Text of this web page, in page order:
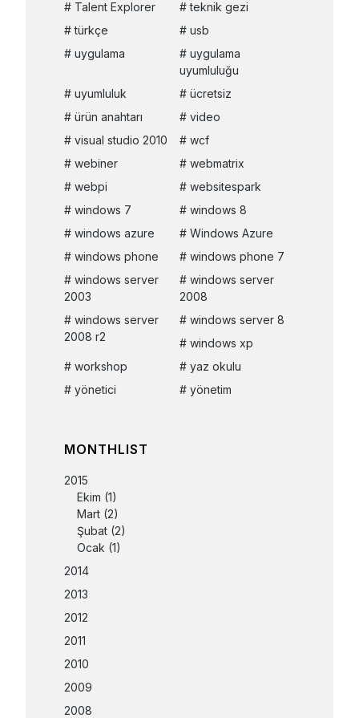
Talent Explorer
teknik gezi
türkçe
usb
uygulama
uygulama
uyumluluğu
uyumluluk
ücretsiz
ürün anahtarı
video
visual studio 2010
wcf
webiner
webmatrix
webpi
websitespark
windows 7
windows 8
windows azure
Windows Azure
windows phone
windows phone 7
windows server
2003
windows server
2008
windows server
2008 r2
windows server 8
windows xp
workshop
yaz okulu
yönetici
yönetim
MONTHLIST
2015
Ekim (1)
Mart (2)
Şubat (2)
Ocak (1)
2014
2013
2012
2011
2010
2009
2008